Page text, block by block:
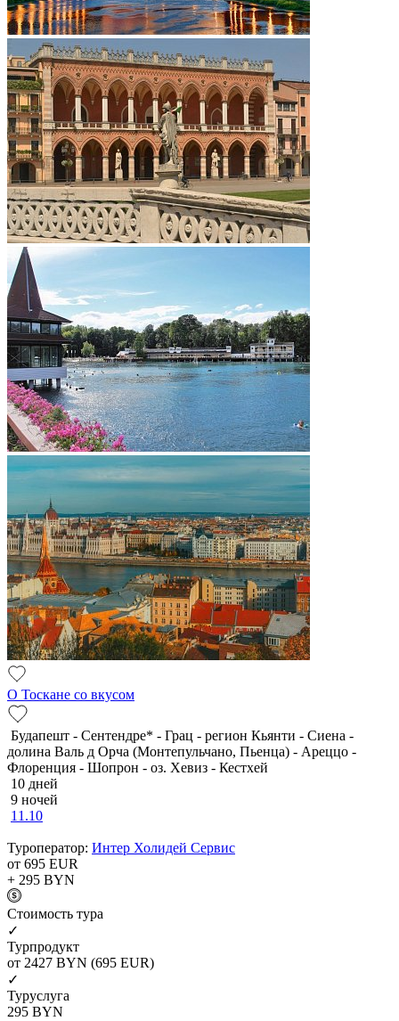
О Тоскане со вкусом
Будапешт - Сентендре* - Грац - регион Кьянти - Сиена -
долина Валь д Орча (Монтепульчано, Пьенца) - Ареццо -
Флоренция - Шопрон - оз. Хевиз - Кестхей
10 дней
9 ночей
11.10
Туроператор: Интер Холидей Сервис
от 695 EUR
+ 295 BYN
Cтоимость тура
✓
Турпродукт
от 2427 BYN (695 EUR)
✓
Туруслуга
295 BYN